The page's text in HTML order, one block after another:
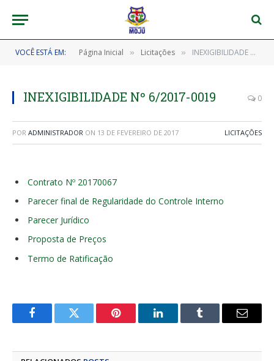
VOCÊ ESTÁ EM: Página Inicial » Licitações » INEXIGIBILIDADE Nº 6/2017-0019
INEXIGIBILIDADE Nº 6/2017-0019 0
POR ADMINISTRADOR ON 13 DE FEVEREIRO DE 2017 LICITAÇÕES
Contrato Nº 20170067
Parecer final de Regularidade do Controle Interno
Parecer Jurídico
Proposta de Preços
Termo de Ratificação
FacebookTwitter Pinterest LinkedInTumblr
E-